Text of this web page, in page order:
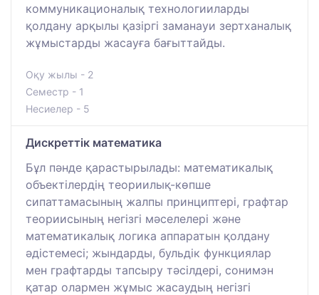
коммуникационалық технологииларды
қолдану арқылы қазіргі заманауи зертханалық
жұмыстарды жасауға бағыттайды.
Оқу жылы - 2
Семестр - 1
Несиелер - 5
Дискреттік математика
Бұл пәнде қарастырылады: математикалық
объектілердің теориилық-көпше
сипаттамасының жалпы принциптері, графтар
теориисының негізгі мәселелері және
математикалық логика аппаратын қолдану
әдістемесі; жындарды, бульдік функциялар
мен графтарды тапсыру тәсілдері, сонимэн
қатар олармен жұмыс жасаудың негізгі